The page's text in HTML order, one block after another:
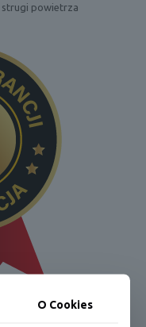
strugi powietrza
O Cookies